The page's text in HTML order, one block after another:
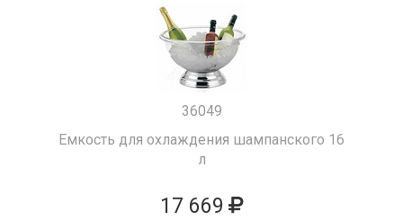
36049
Емкость для охлаждения шампанского 16
л
17 669